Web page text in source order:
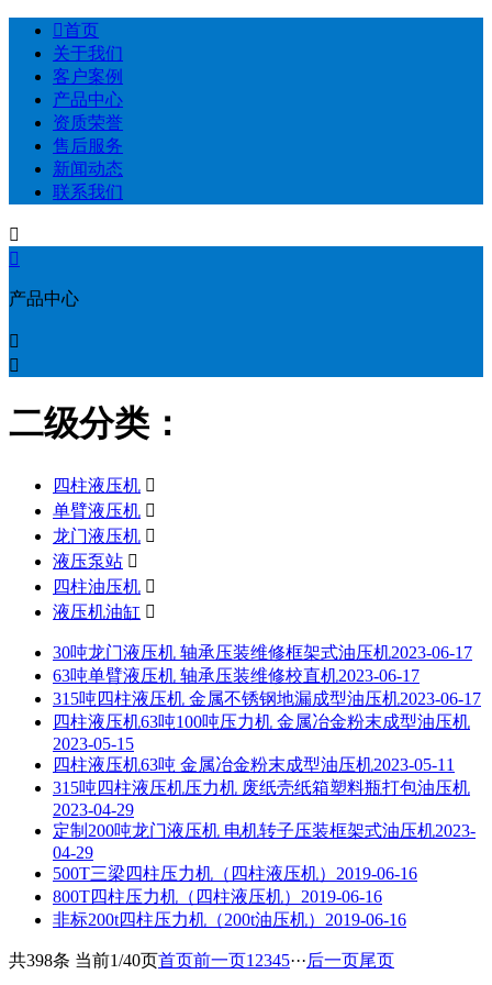
首页
关于我们
客户案例
产品中心
资质荣誉
售后服务
新闻动态
联系我们


产品中心


二级分类：
四柱液压机 
单臂液压机 
龙门液压机 
液压泵站 
四柱油压机 
液压机油缸 
30吨龙门液压机 轴承压装维修框架式油压机2023-06-17
63吨单臂液压机 轴承压装维修校直机2023-06-17
315吨四柱液压机 金属不锈钢地漏成型油压机2023-06-17
四柱液压机63吨100吨压力机 金属冶金粉末成型油压机
2023-05-15
四柱液压机63吨 金属冶金粉末成型油压机2023-05-11
315吨四柱液压机压力机 废纸壳纸箱塑料瓶打包油压机
2023-04-29
定制200吨龙门液压机 电机转子压装框架式油压机2023-
04-29
500T三梁四柱压力机（四柱液压机） 2019-06-16
800T四柱压力机（四柱液压机） 2019-06-16
非标200t四柱压力机（200t油压机） 2019-06-16
共398条 当前1/40页首页前一页1 2345···后一页尾页